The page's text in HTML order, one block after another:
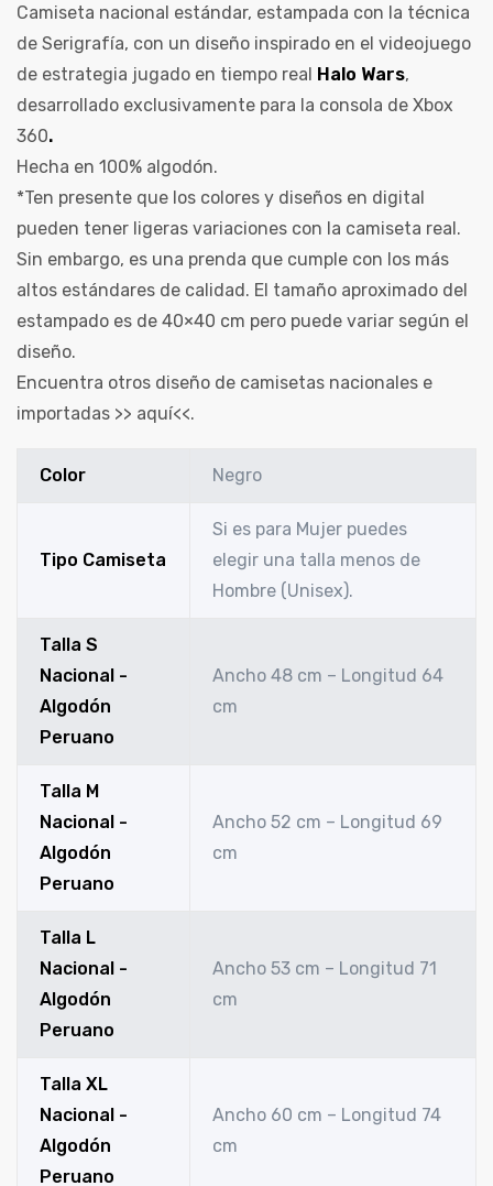
Camiseta nacional estándar, estampada con la técnica
de Serigrafía, con un diseño inspirado en el videojuego
de estrategia jugado en tiempo real Halo Wars,
desarrollado exclusivamente para la consola de Xbox
360.
Hecha en 100% algodón.
*Ten presente que los colores y diseños en digital
pueden tener ligeras variaciones con la camiseta real.
Sin embargo, es una prenda que cumple con los más
altos estándares de calidad. El tamaño aproximado del
estampado es de 40×40 cm pero puede variar según el
diseño.
Encuentra otros diseño de camisetas nacionales e
importadas >> aquí<<.
Color Negro
Tipo Camiseta
Si es para Mujer puedes
elegir una talla menos de
Hombre (Unisex).
Talla S
Nacional -
Algodón
Peruano
Ancho 48 cm – Longitud 64
cm
Talla M
Nacional -
Algodón
Peruano
Ancho 52 cm – Longitud 69
cm
Talla L
Nacional -
Algodón
Peruano
Ancho 53 cm – Longitud 71
cm
Talla XL
Nacional -
Algodón
Peruano
Ancho 60 cm – Longitud 74
cm